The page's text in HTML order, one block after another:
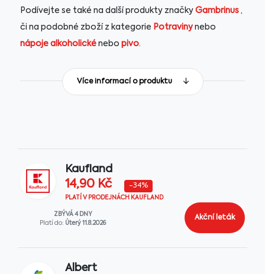
Podívejte se také na další produkty značky Gambrinus ,
či na podobné zboží z kategorie Potraviny nebo
nápoje alkoholické nebo pivo.
Více informací o produktu
Kaufland
14,90 Kč -34%
PLATÍ V PRODEJNÁCH KAUFLAND
ZBÝVÁ 4 DNY
Platí do: Úterý 11.8.2026
Akční leták
Albert